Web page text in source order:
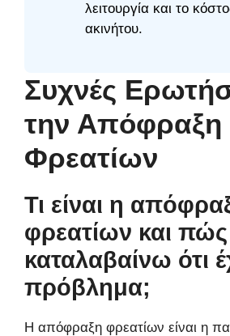
λειτουργία και το
ακινήτου.
Συχνές
την Απόφραξη
Φρεατίων
Τι είναι η
φρεατίων και πώς
καταλαβαίνω ότι
πρόβλημα;
Η απόφραξη φρεατίων είναι η